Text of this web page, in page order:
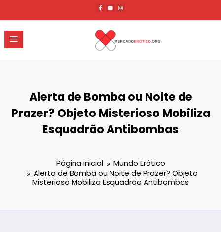
o
conteúdo
Alerta de Bomba ou Noite de
Prazer? Objeto Misterioso Mobiliza
Esquadrão Antibombas
Página inicial
Mundo Erótico
Alerta de Bomba ou Noite de Prazer? Objeto
Misterioso Mobiliza Esquadrão Antibombas